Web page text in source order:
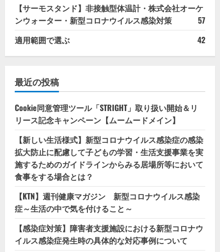
【サーモスタンド】非接触型体温計・株式会社オーケ
ンウォーター・新型コロナウイルス感染対策
57
適用範囲で選ぶ
42
最近の投稿
Cookie同意管理ツール「STRIGHT」取り扱い開始＆リ
リース記念キャンペーン【ムームードメイン】
【新しい生活様式】新型コロナウイルス感染症の感染
拡大防止に配慮して子どもの学習・生活支援事業を実
施するためのガイドラインからみる居場所等において
食事をする場合とは？
【KTN】週刊健康マガジン 新型コロナウイルス感染
症～生活の中で気を付けること～
【感染症対策】障害者支援施設における新型コロナウ
イルス感染症発生時の具体的な対応事例について